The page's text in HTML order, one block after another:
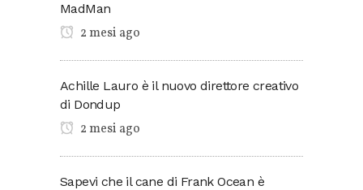
MadMan
2 mesi ago
Achille Lauro è il nuovo direttore creativo
di Dondup
2 mesi ago
Sapevi che il cane di Frank Ocean è